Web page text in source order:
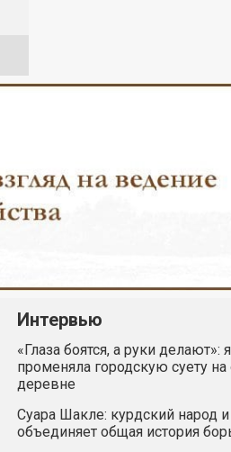
Интервью
«Глаза боятся, а руки делают»:
променяла городскую суету
деревне
Суара Шакле: курдский народ
объединяет общая история